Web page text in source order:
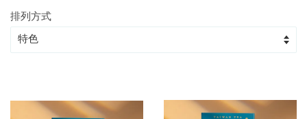
排列方式